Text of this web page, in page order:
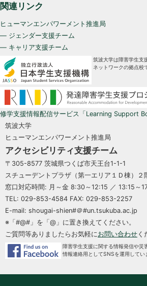
関連リンク
ヒューマンエンパワーメント推進局
— ジェンダー支援チーム
— キャリア支援チーム
筑波大学は障害学生支
ネットワークの拠点校
修学支援情報配信サービス「Learning Support
筑波大学
ヒューマンエンパワーメント推進局
アクセシビリティ支援チーム
〒305-8577 茨城県つくば市天王台1-1-1
スチューデントプラザ（第一エリア１Ｄ棟）２
窓口対応時間: 月～金 8:30～12:15 ／ 13:15～
TEL: 029-853-4584 FAX: 029-853-2257
E-mail: shougai-shien#＠#un.tsukuba.ac.jp
※「#@#」を「@」に置き換えてください。
ご質問等ありましたらお気軽にお問い合わせ く
障害学生支援に関する情報発信や災
情報連絡用としてSNSを運用してい